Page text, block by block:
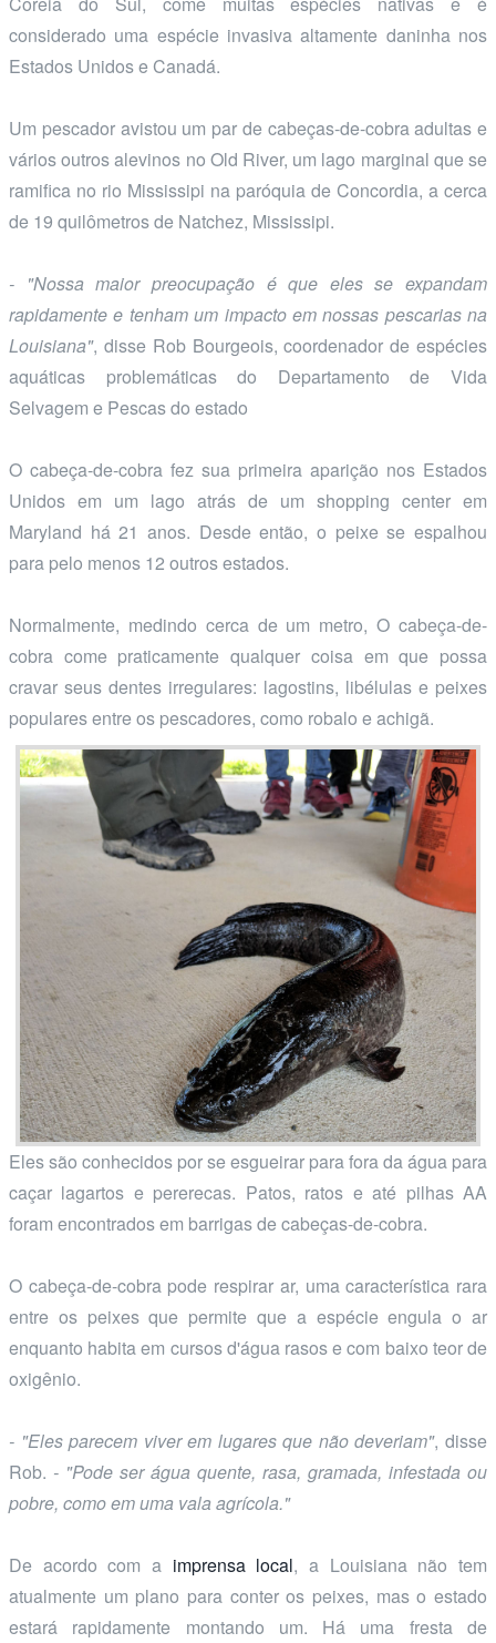
considerado uma espécie invasiva altamente daninha nos
Estados Unidos e Canadá.
Um pescador avistou um par de cabeças-de-cobra adultas e
vários outros alevinos no Old River, um lago marginal que se
ramifica no rio Mississipi na paróquia de Concordia, a cerca
de 19 quilômetros de Natchez, Mississipi.
- "Nossa maior preocupação é que eles se expandam
rapidamente e tenham um impacto em nossas pescarias na
Louisiana", disse Rob Bourgeois, coordenador de espécies
aquáticas problemáticas do Departamento de Vida
Selvagem e Pescas do estado
O cabeça-de-cobra fez sua primeira aparição nos Estados
Unidos em um lago atrás de um shopping center em
Maryland há 21 anos. Desde então, o peixe se espalhou
para pelo menos 12 outros estados.
Normalmente, medindo cerca de um metro, O cabeça-de-
cobra come praticamente qualquer coisa em que possa
cravar seus dentes irregulares: lagostins, libélulas e peixes
populares entre os pescadores, como robalo e achigã.
Eles são conhecidos por se esgueirar para fora da água para
caçar lagartos e pererecas. Patos, ratos e até pilhas AA
foram encontrados em barrigas de cabeças-de-cobra.
O cabeça-de-cobra pode respirar ar, uma característica rara
entre os peixes que permite que a espécie engula o ar
enquanto habita em cursos d'água rasos e com baixo teor de
oxigênio.
- "Eles parecem viver em lugares que não deveriam", disse
Rob. - "Pode ser água quente, rasa, gramada, infestada ou
pobre, como em uma vala agrícola."
De acordo com a imprensa local, a Louisiana não tem
atualmente um plano para conter os peixes, mas o estado
estará rapidamente montando um. Há uma fresta de